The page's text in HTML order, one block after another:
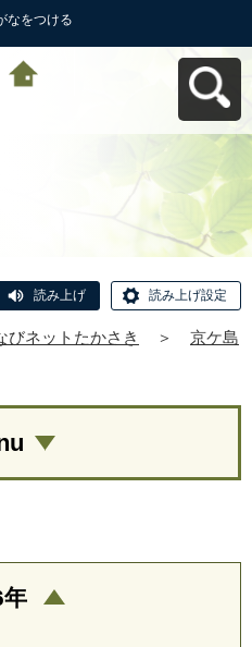
なをつける
読み上げ 読み上げ設定
びネットたかさき ＞
京ケ島